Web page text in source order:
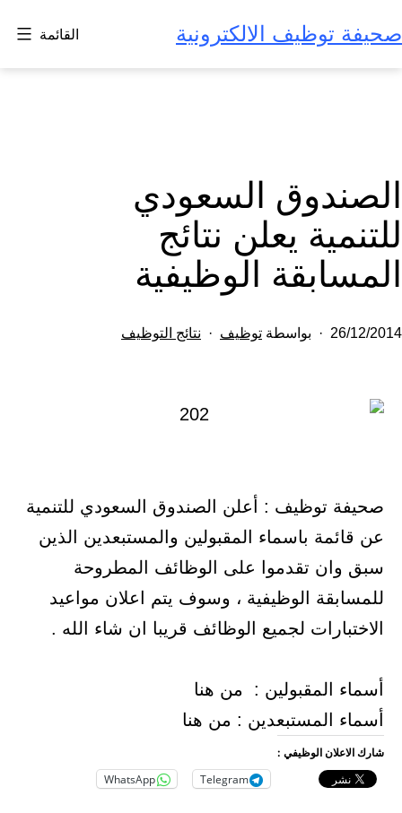
إلى
المحتوى
صحيفة توظيف الالكترونية القائمة
الصندوق السعودي
للتنمية يعلن نتائج
المسابقة الوظيفية
تم
26/12/2014 بواسطة توظيف
مصنف
نتائج التوظيف
صحيفة توظيف : أعلن الصندوق السعودي للتنمية
عن قائمة باسماء المقبولين والمستبعدين الذين
سبق وان تقدموا على الوظائف المطروحة
للمسابقة الوظيفية ، وسوف يتم اعلان مواعيد
الاختبارات لجميع الوظائف قريبا ان شاء الله .
أسماء المقبولين : من هنا
أسماء المستبعدين : من هنا
شارك الاعلان الوظيفي :
Telegram
WhatsApp